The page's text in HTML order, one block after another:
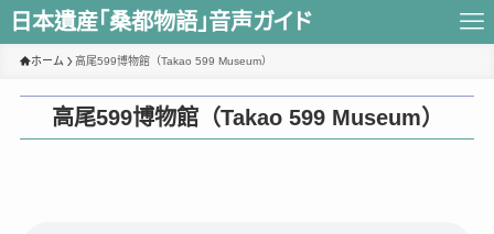
日本遺産｢桑都物語｣音声ガイド
ホーム 高尾599博物館（Takao 599 Museum）
高尾599博物館（Takao 599 Museum）